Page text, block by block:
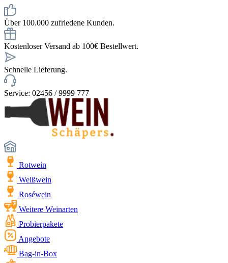
Über 100.000 zufriedene Kunden.
Kostenloser Versand ab 100€ Bestellwert.
Schnelle Lieferung.
Service: 02456 / 9999 777
Rotwein
Weißwein
Roséwein
Weitere Weinarten
Probierpakete
Angebote
Bag-in-Box